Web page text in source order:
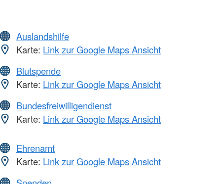
Auslandshilfe
Karte: Link zur Google Maps Ansicht
Blutspende
Karte: Link zur Google Maps Ansicht
Bundesfreiwilligendienst
Karte: Link zur Google Maps Ansicht
Ehrenamt
Karte: Link zur Google Maps Ansicht